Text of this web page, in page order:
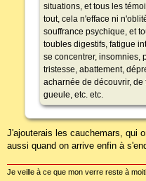
situations, et tous les
tout, cela n'efface ni
souffrance psychique, et
toubles digestifs, fatigue
se concentrer, insomnies,
tristesse, abattement,
acharnée de découvrir, de
gueule, etc. etc.
J'ajouterais les cauchemars, qui
aussi quand on arrive enfin à
Je veille à ce que mon verre reste à